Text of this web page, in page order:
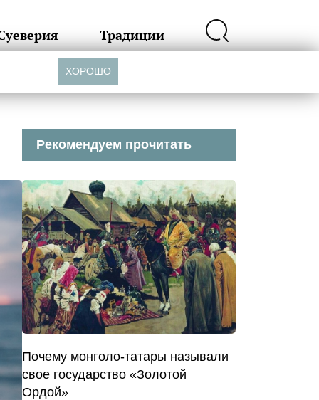
Традиции
Рекомендуем прочитать
Почему монголо-татары называли
свое государство «Золотой
Ордой»
ХОРОШО